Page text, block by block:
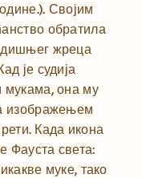
Својим
обратила
жреца
је судија
мукама, она му
изображењем
Када икона
Фауста света:
муке, тако